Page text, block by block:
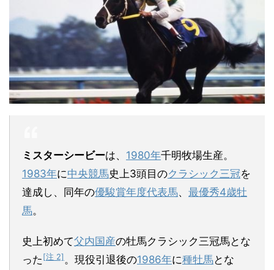
ミスターシービーは、 1980年千明牧場生産。
1983年に中央競馬史上3頭目のクラシック三冠を
達成し、同年の優駿賞年度代表馬、 最優秀4歳牡
馬。
史上初めて父内国産の牡馬クラシック三冠馬とな
った [注 2] 。現役引退後の1986年に種牡馬 とな